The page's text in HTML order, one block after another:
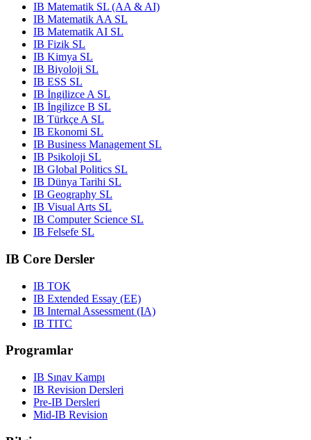
IB Matematik SL (AA & AI)
IB Matematik AA SL
IB Matematik AI SL
IB Fizik SL
IB Kimya SL
IB Biyoloji SL
IB ESS SL
IB İngilizce A SL
IB İngilizce B SL
IB Türkçe A SL
IB Ekonomi SL
IB Business Management SL
IB Psikoloji SL
IB Global Politics SL
IB Dünya Tarihi SL
IB Geography SL
IB Visual Arts SL
IB Computer Science SL
IB Felsefe SL
IB Core Dersler
IB TOK
IB Extended Essay (EE)
IB Internal Assessment (IA)
IB TITC
Programlar
IB Sınav Kampı
IB Revision Dersleri
Pre-IB Dersleri
Mid-IB Revision